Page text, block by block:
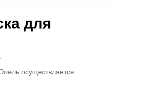
для
осуществляется